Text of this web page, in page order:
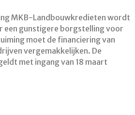
MKB-Landbouwkredieten wordt
een gunstigere borgstelling voor
moet de financiering van
vergemakkelijken. De
met ingang van 18 maart